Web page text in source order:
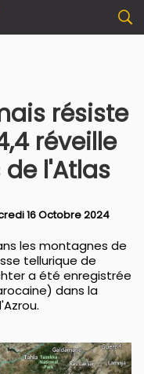
résiste
réveille
l'Atlas
16 Octobre 2024
les montagnes de
tellurique de
a été enregistrée
dans la